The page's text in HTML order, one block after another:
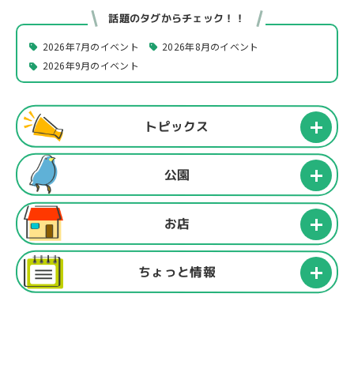
話題のタグからチェック！！
2026年7月のイベント
2026年8月のイベント
2026年9月のイベント
トピックス
公園
お店
ちょっと情報